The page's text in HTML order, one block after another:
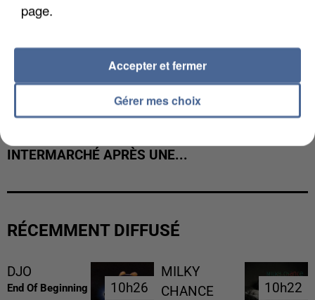
INTERMARCHÉ APRÈS UNE...
RÉCEMMENT DIFFUSÉ
DJO
End Of Beginning 10h26
10h26
MILKY
CHANCE
10h22
10h22
page.
Gérer mes choix
Accepter et fermer